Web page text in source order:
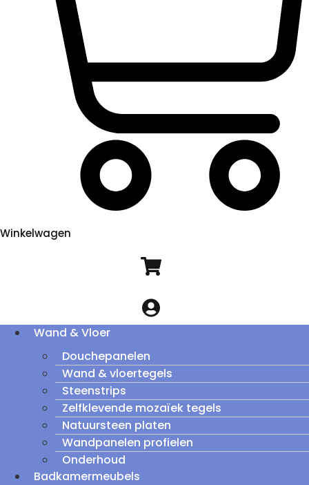
Winkelwagen
Wand & Vloer
Douchepanelen
Wand & vloertegels
Steenstrips
Zelfklevende mozaïek tegels
Natuursteen platen
Wandpanelen profielen
Onderhoud
Badkamermeubels